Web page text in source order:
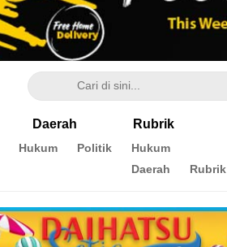
Daerah Rubrik
Hukum Politik
Hukum
Daerah
Rubrik